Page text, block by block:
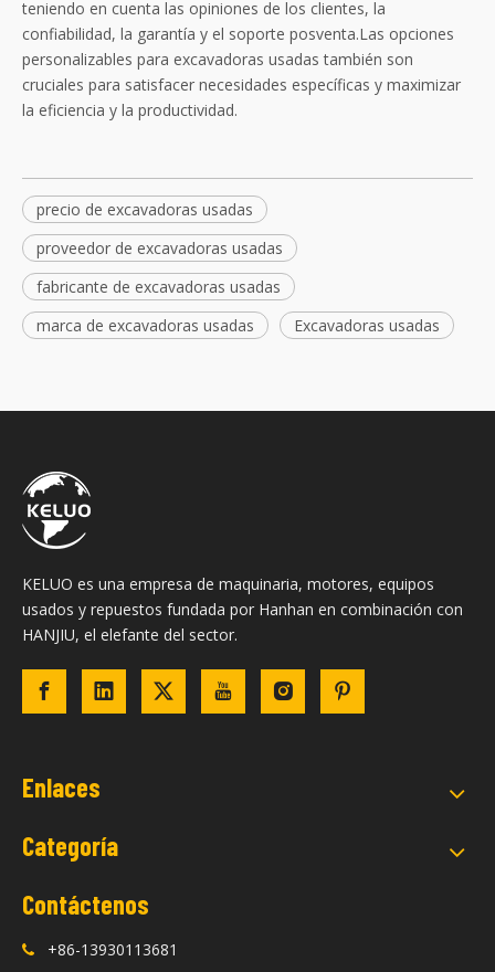
teniendo en cuenta las opiniones de los clientes, la
confiabilidad, la garantía y el soporte posventa.Las opciones
personalizables para excavadoras usadas también son
cruciales para satisfacer necesidades específicas y maximizar
la eficiencia y la productividad.
precio de excavadoras usadas
proveedor de excavadoras usadas
fabricante de excavadoras usadas
marca de excavadoras usadas
Excavadoras usadas
KELUO es una empresa de maquinaria, motores, equipos
usados ​​y repuestos fundada por Hanhan en combinación con
HANJIU, el elefante del sector.
Enlaces
Categoría
Contáctenos
 +86-13930113681